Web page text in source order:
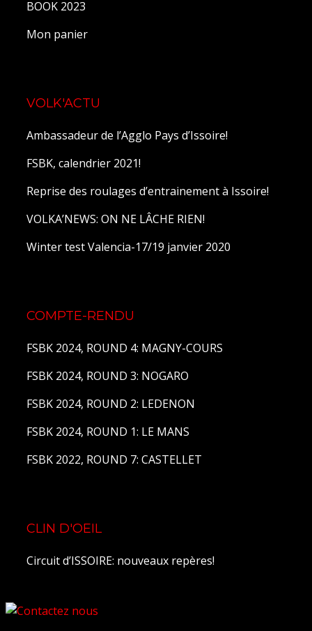
BOOK 2023
Mon panier
VOLK'ACTU
Ambassadeur de l’Agglo Pays d’Issoire!
FSBK, calendrier 2021!
Reprise des roulages d’entrainement à Issoire!
VOLKA’NEWS: ON NE LÂCHE RIEN!
Winter test Valencia-17/19 janvier 2020
COMPTE-RENDU
FSBK 2024, ROUND 4: MAGNY-COURS
FSBK 2024, ROUND 3: NOGARO
FSBK 2024, ROUND 2: LEDENON
FSBK 2024, ROUND 1: LE MANS
FSBK 2022, ROUND 7: CASTELLET
CLIN D'OEIL
Circuit d’ISSOIRE: nouveaux repères!